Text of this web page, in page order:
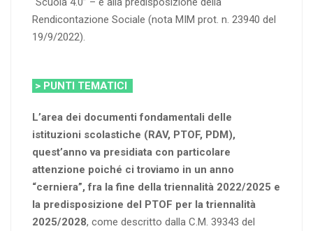
Rendicontazione Sociale (nota MIM prot. n. 23940 del
19/9/2022).
> PUNTI TEMATICI
L’area dei documenti fondamentali delle
istituzioni scolastiche (RAV, PTOF, PDM),
quest’anno va presidiata con particolare
attenzione poiché ci troviamo in un anno
“cerniera”, fra la fine della triennalità 2022/2025 e
la predisposizione del PTOF per la triennalità
2025/2028, come descritto dalla C.M. 39343 del